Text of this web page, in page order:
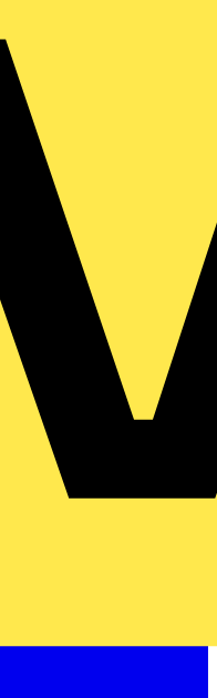
Cold
706 lm,
M12